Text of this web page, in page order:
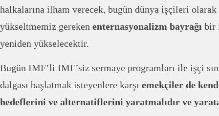
halkalarına ilham verecek, bugün dünya işçileri olarak
yükseltmemiz gereken enternasyonalizm bayrağı bir
yeniden yükselecektir.
Bugün IMF’li IMF’siz sermaye programları ile işçi
dalgası başlatmak isteyenlere karşı emekçiler de
hedeflerini ve alternatiflerini yaratmalıdır ve